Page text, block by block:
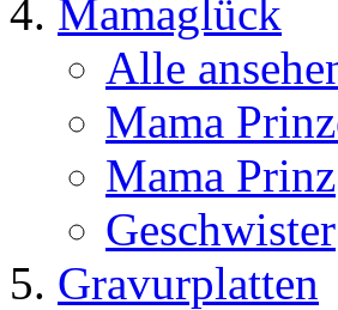
Mamaglück
Alle
Mama
Mama Prinz
Geschwister
Gravurplatten